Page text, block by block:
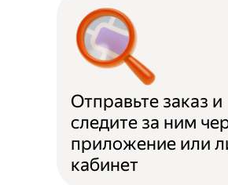
Отправьте заказ и
следите за ним
приложение или
кабинет